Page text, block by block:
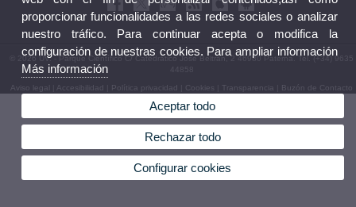
© 2026 UV. - Parque Científico C/ Catedrático José Beltrán, 2 46980 Paterna. Tel. (+34) 9635
44858
Aviso legal |Accesibilidad Política privacidad Cookies Transparencia Buzón de Contacto
proporcionar funcionalidades a las redes sociales o analizar
nuestro tráfico. Para continuar acepta o modifica la
configuración de nuestras cookies. Para ampliar información
Más información
Aceptar todo
Rechazar todo
Configurar cookies